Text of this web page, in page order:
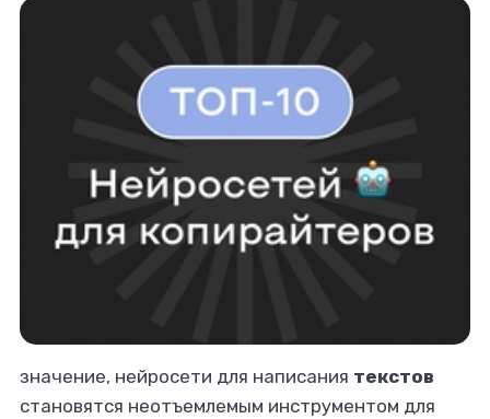
значение, нейросети для написания текстов
становятся неотъемлемым инструментом для